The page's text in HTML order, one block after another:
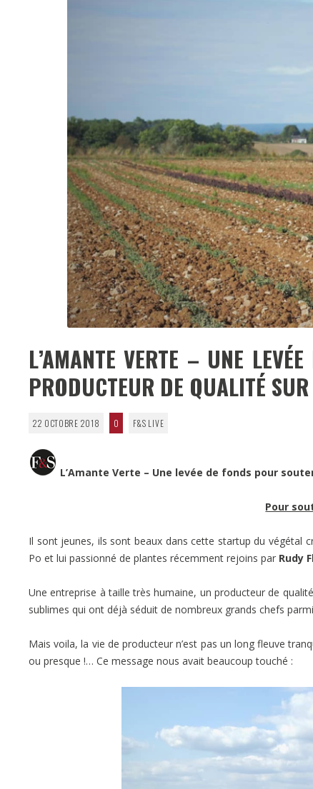
L’AMANTE VERTE – UNE
PRODUCTEUR DE QUALITÉ
22 OCTOBRE 2018 0 F&S LIVE
L’Amante Verte – Une levée de fonds pour
Pour
Il sont jeunes, ils sont beaux dans cette startup du végétal
Po et lui passionné de plantes récemment rejoins par Rudy
Une entreprise à taille très humaine, un producteur de
sublimes qui ont déjà séduit de nombreux grands chefs
Mais voila, la vie de producteur n’est pas un long fleuve
ou presque !… Ce message nous avait beaucoup touché :